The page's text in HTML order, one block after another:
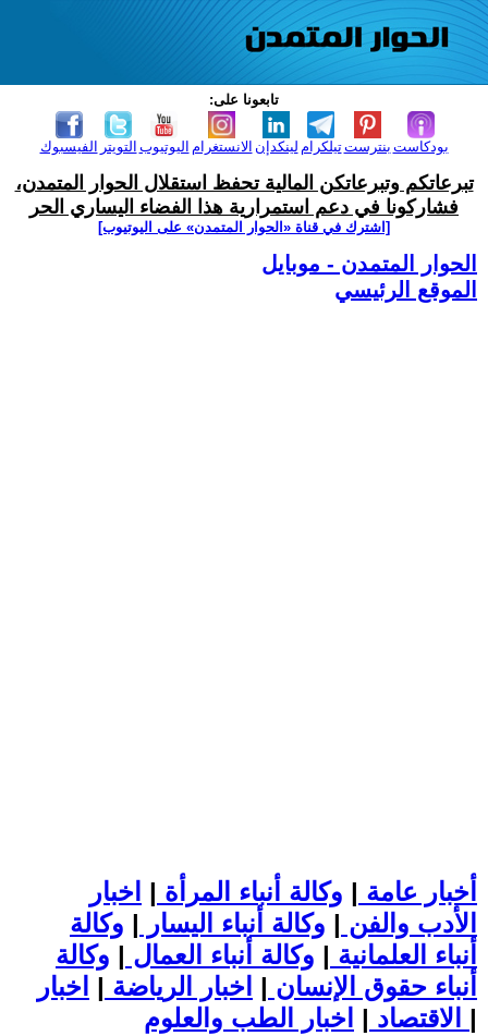
تابعونا على:
الفيسبوك التويتر اليوتيوب الانستغرام لينكدإن تيلكرامبنترست بودكاست
تبرعاتكم وتبرعاتكن المالية تحفظ استقلال الحوار المتمدن،
فشاركونا في دعم استمرارية هذا الفضاء اليساري الحر
[اشترك في قناة ‫«الحوار المتمدن» على اليوتيوب]
الحوار المتمدن - موبايل
الموقع الرئيسي
أخبار عامة | وكالة أنباء المرأة | اخبار
الأدب والفن | وكالة أنباء اليسار | وكالة
أنباء العلمانية | وكالة أنباء العمال | وكالة
أنباء حقوق الإنسان | اخبار الرياضة | اخبار
الاقتصاد | |